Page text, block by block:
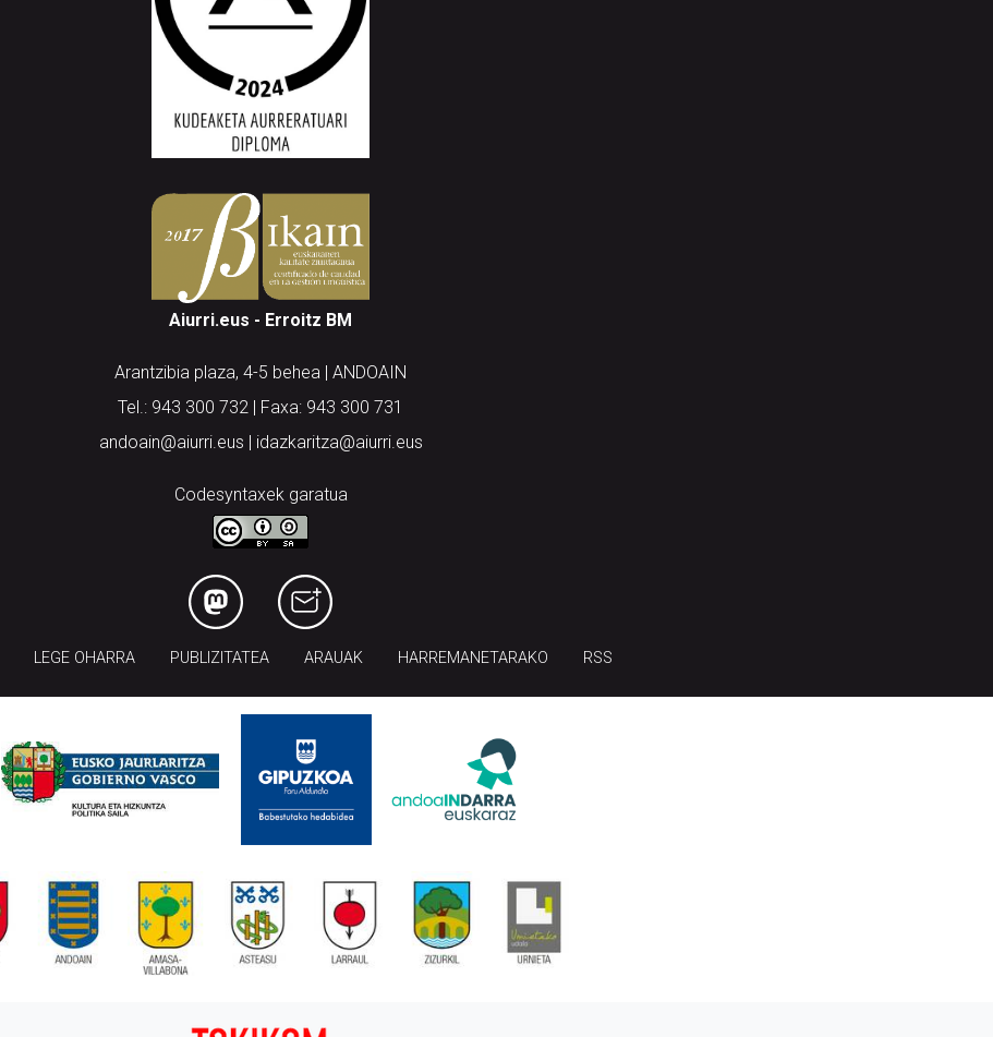
Aiurri.eus - Erroitz BM
Arantzibia plaza, 4-5 behea | ANDOAIN
Tel.: 943 300 732 | Faxa: 943 300 731
andoain@aiurri.eus | idazkaritza@aiurri.eus
Codesyntaxek garatua
LEGE OHARRA PUBLIZITATEA ARAUAK HARREMANETARAKO RSS